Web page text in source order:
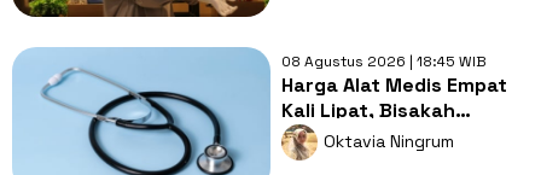
08 Agustus 2026 | 18:45 WIB
Harga Alat Medis Empat
Kali Lipat, Bisakah
Layanan Kesehatan
Tetap Murah?
Oktavia Ningrum